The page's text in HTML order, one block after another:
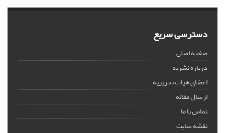
دسترسی سریع
صفحه اصلی
درباره نشریه
اعضای هیات تحریریه
ارسال مقاله
تماس با ما
نقشه سایت